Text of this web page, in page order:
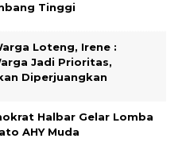
Tinggi
Loteng, Irene :
Jadi Prioritas,
Diperjuangkan
Halbar Gelar Lomba
AHY Muda